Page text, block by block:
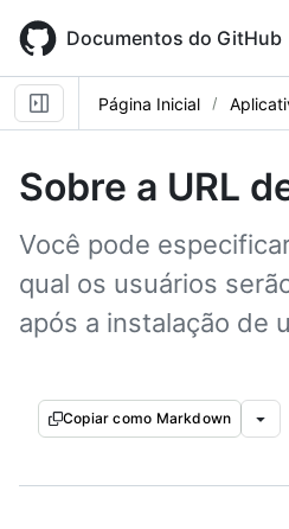
main
content
Documentos do GitHub
Página Inicial
Sobre a URL
Você pode
qual os usuários
após a instalação de
Copiar como Markdown